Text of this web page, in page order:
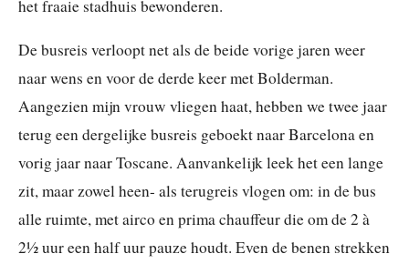
het fraaie stadhuis bewonderen.
De busreis verloopt net als de beide vorige jaren weer
naar wens en voor de derde keer met Bolderman.
Aangezien mijn vrouw vliegen haat, hebben we twee jaar
terug een dergelijke busreis geboekt naar Barcelona en
vorig jaar naar Toscane. Aanvankelijk leek het een lange
zit, maar zowel heen- als terugreis vlogen om: in de bus
alle ruimte, met airco en prima chauffeur die om de 2 à
2½ uur een half uur pauze houdt. Even de benen strekken